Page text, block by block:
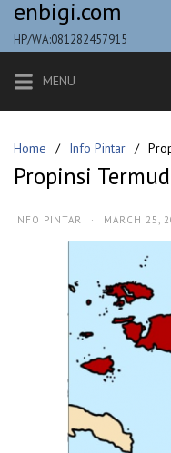
Skip
content
enbigi.com
HP/WA:081282457915
MENU
Home Info Pintar
Propinsi
INFO PINTAR · MARCH 25,